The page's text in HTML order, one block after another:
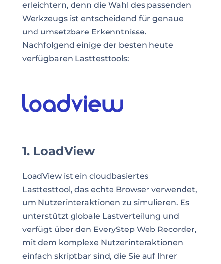
erleichtern, denn die Wahl des passenden
Werkzeugs ist entscheidend für genaue
und umsetzbare Erkenntnisse.
Nachfolgend einige der besten heute
verfügbaren Lasttesttools:
1. LoadView
LoadView ist ein cloudbasiertes
Lasttesttool, das echte Browser verwendet,
um Nutzerinteraktionen zu simulieren. Es
unterstützt globale Lastverteilung und
verfügt über den EveryStep Web Recorder,
mit dem komplexe Nutzerinteraktionen
einfach skriptbar sind, die Sie auf Ihrer